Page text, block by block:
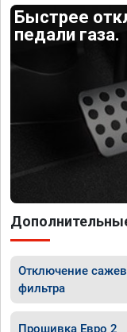
Быстрее
педали газа.
Отключение
фильтра
Прошивка Евро 2